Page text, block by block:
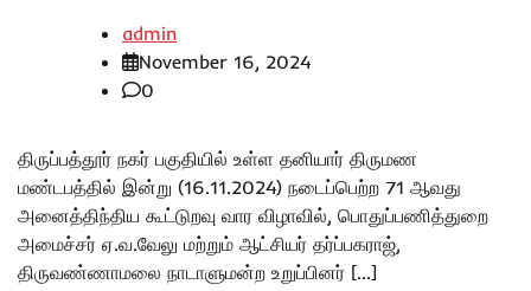
admin
November 16, 2024
0
திருப்பத்தூர் நகர் பகுதியில் உள்ள தனியார் திருமண
மண்டபத்தில் இன்று (16.11.2024) நடைப்பெற்ற 71 ஆவது
அனைத்திந்திய கூட்டுறவு வார விழாவில், பொதுப்பணித்துறை
அமைச்சர் ஏ.வ.வேலு மற்றும் ஆட்சியர் தர்ப்பகராஜ்,
திருவண்ணாமலை நாடாளுமன்ற உறுப்பினர் […]